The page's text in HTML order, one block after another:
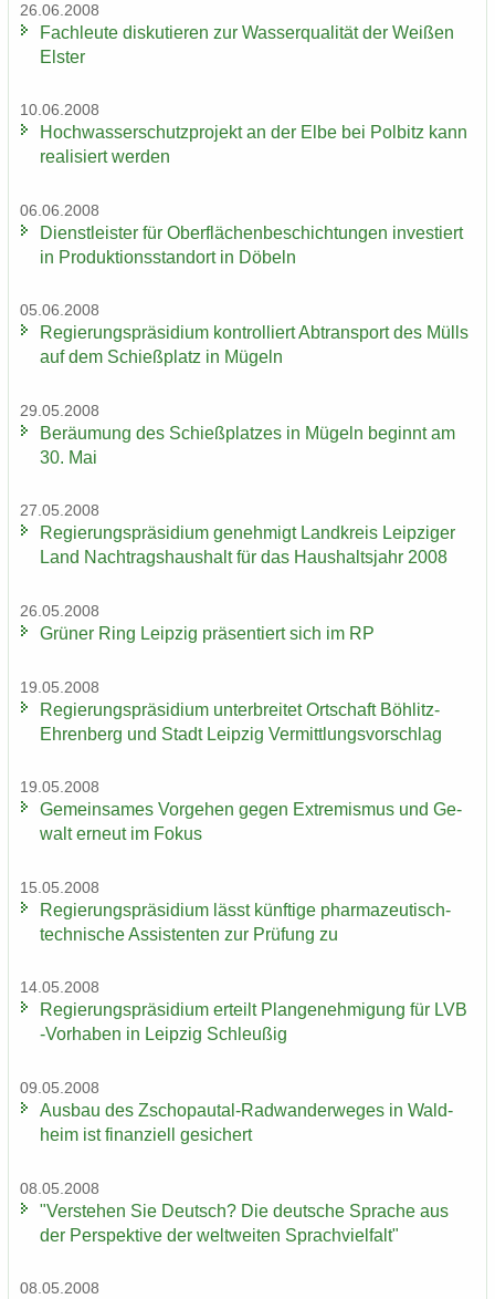
26.06.2008
Fach­leu­te dis­ku­tie­ren zur Was­ser­qua­li­tät der Wei­ßen
Els­ter
10.06.2008
Hoch­was­ser­schutz­pro­jekt an der Elbe bei Pol­bitz kann
rea­li­siert wer­den
06.06.2008
Dienst­leis­ter für Ober­flä­chen­be­schich­tun­gen in­ves­tiert
in Pro­duk­ti­ons­stand­ort in Dö­beln
05.06.2008
Re­gie­rungs­prä­si­di­um kon­trol­liert Ab­trans­port des Mülls
auf dem Schieß­platz in Mü­geln
29.05.2008
Be­räu­mung des Schieß­plat­zes in Mü­geln be­ginnt am
30. Mai
27.05.2008
Re­gie­rungs­prä­si­di­um ge­neh­migt Land­kreis Leip­zi­ger
Land Nach­trags­haus­halt für das Haus­halts­jahr 2008
26.05.2008
Grü­ner Ring Leip­zig prä­sen­tiert sich im RP
19.05.2008
Re­gie­rungs­prä­si­di­um un­ter­brei­tet Ort­schaft Böhlitz-​
Ehrenberg und Stadt Leip­zig Ver­mitt­lungs­vor­schlag
19.05.2008
Ge­mein­sa­mes Vor­ge­hen gegen Ex­tre­mis­mus und Ge­
walt er­neut im Fokus
15.05.2008
Re­gie­rungs­prä­si­di­um lässt künf­ti­ge pharmazeutisch-​
technische As­sis­ten­ten zur Prü­fung zu
14.05.2008
Re­gie­rungs­prä­si­di­um er­teilt Plan­ge­neh­mi­gung für LVB
-​Vorhaben in Leip­zig Schleu­ßig
09.05.2008
Aus­bau des Zschopautal-​Radwanderweges in Wald­
heim ist fi­nan­zi­ell ge­si­chert
08.05.2008
"Ver­ste­hen Sie Deutsch? Die deut­sche Spra­che aus
der Per­spek­ti­ve der welt­wei­ten Sprach­viel­falt"
08.05.2008